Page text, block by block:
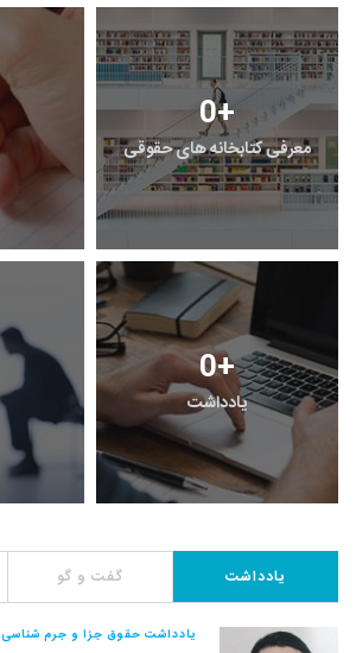
0+
معرفی کتابخانه های حقوقی
0+
یادداشت
یادداشت گفت و گو
یادداشت حقوق جزا و جرم شناسی